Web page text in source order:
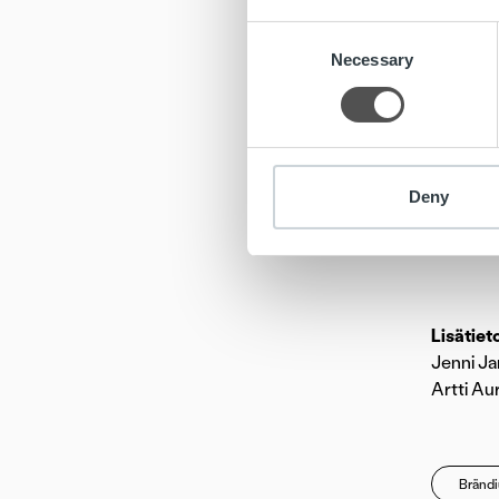
Necessary
Deny
juuret
ovat
Trust
yli 40
Jenni
Artti